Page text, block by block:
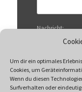
Um dir ein optimales
Cookies, um
Wenn du diesen
Surfverhalten oder
Nachricht: